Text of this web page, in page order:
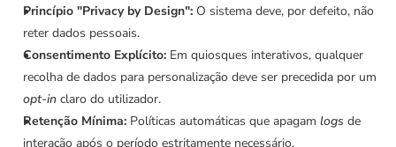
Princípio "Privacy by Design": O sistema deve, por defeito, não
reter dados pessoais.
Consentimento Explícito: Em quiosques interativos, qualquer
opt-in claro do utilizador.
Retenção Mínima: Políticas automáticas que apagam logs de
interação após o período estritamente necessário.